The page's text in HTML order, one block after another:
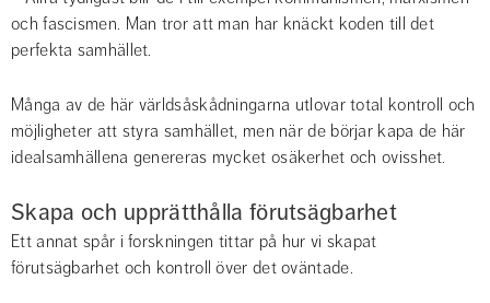
och fascismen. Man tror att man har knäckt koden till det
perfekta samhället.
Många av de här världsåskådningarna utlovar total kontroll och
möjligheter att styra samhället, men när de börjar kapa de här
idealsamhällena genereras mycket osäkerhet och ovisshet.
Skapa och upprätthålla förutsägbarhet
Ett annat spår i forskningen tittar på hur vi skapat
förutsägbarhet och kontroll över det oväntade.